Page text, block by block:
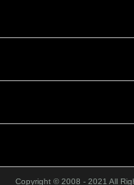
Copyright © 2008 - 2021 All